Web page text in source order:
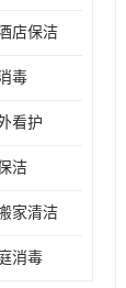
店保洁
毒
看护
洁
家清洁
消毒